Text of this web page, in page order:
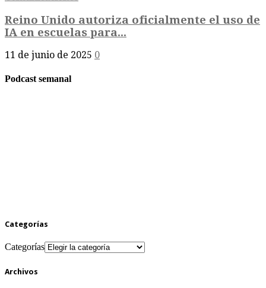
Reino Unido autoriza oficialmente el uso de
IA en escuelas para...
11 de junio de 2025 0
Podcast semanal
Categorías
Categorías
Archivos